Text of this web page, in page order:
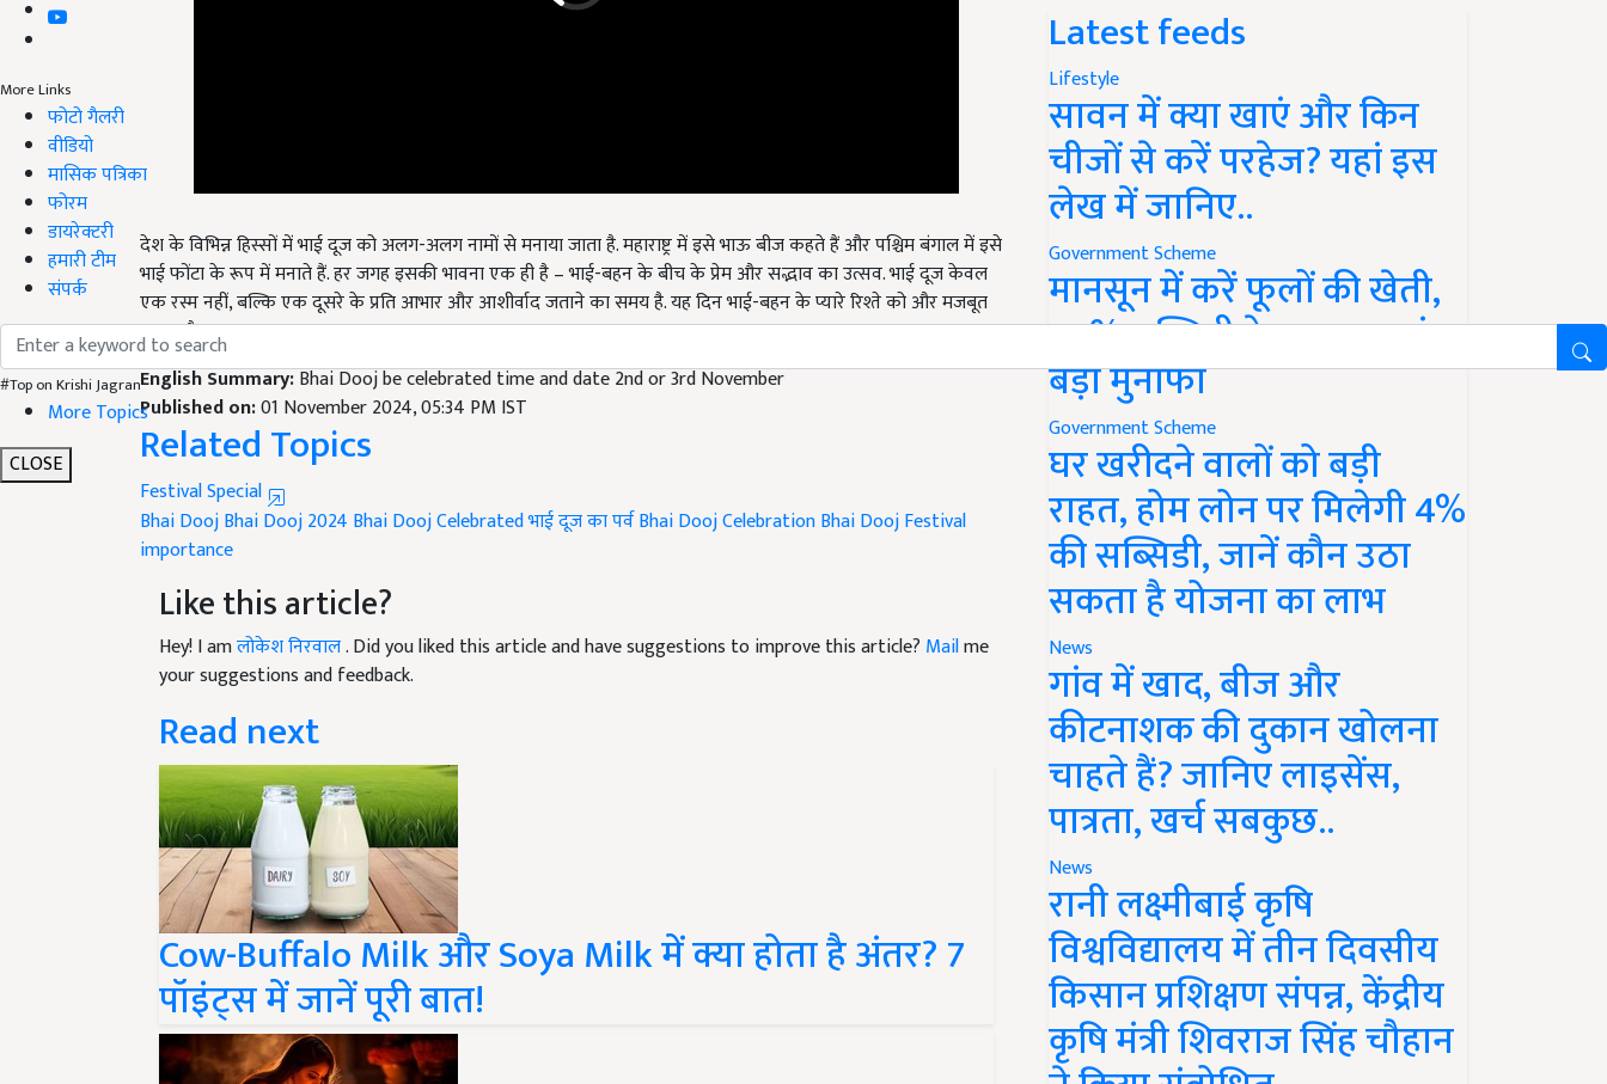
More Links
फोटो गैलरी
वीडियो
मासिक पत्रिका
फोरम
डायरेक्टरी
हमारी टीम
संपर्क
#Top on Krishi Jagran
More Topics
CLOSE
भाई फोंटा के रूप में मनाते हैं. हर जगह इसकी भावना एक ही है – भाई-बहन के बीच के प्रेम और सद्भाव का उत्सव. भाई दूज केवल
एक रस्म नहीं, बल्कि एक दूसरे के प्रति आभार और आशीर्वाद जताने का समय है. यह दिन भाई-बहन के प्यारे रिश्ते को और मजबूत
बनाता है.
English Summary:
Published on:01 November 2024, 05:34 PM IST
Related Topics
Festival Special
Bhai DoojBhai Dooj 2024
importance
Like this article?
Hey! I amलोकेश निरवाल. Did you liked this article and have suggestions to improve this article?
your suggestions and feedback.
Read next
Cow-Buffalo Milk और Soya Milk में क्या होता है अंतर? 7
पॉइंट्स में जानें पूरी बात!
Latest feeds
Lifestyle
सावन में क्या खाएं और किन
चीजों से करें परहेज? यहां इस
लेख में जानिए..
Government Scheme
मानसून में करें फूलों की खेती,
50% सब्सिडी के साथ कमाएं
बड़ा मुनाफा
Government Scheme
घर खरीदने वालों को बड़ी
राहत, होम लोन पर मिलेगी 4%
की सब्सिडी, जानें कौन उठा
सकता है योजना का लाभ
News
गांव में खाद, बीज और
कीटनाशक की दुकान खोलना
चाहते हैं? जानिए लाइसेंस,
पात्रता, खर्च सबकुछ..
News
रानी लक्ष्मीबाई कृषि
विश्वविद्यालय में तीन दिवसीय
किसान प्रशिक्षण संपन्न, केंद्रीय
कृषि मंत्री शिवराज सिंह चौहान